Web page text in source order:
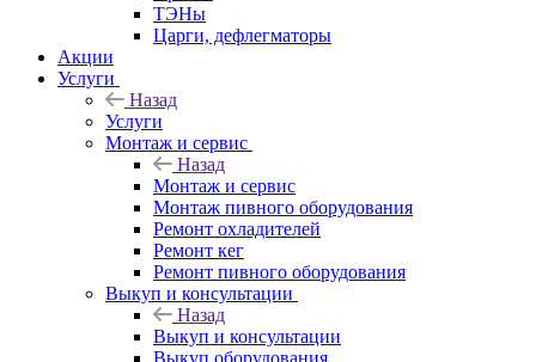
ТЭНы
Царги, дефлегматоры
Акции
Услуги
Назад
Услуги
Монтаж и сервис
Назад
Монтаж и сервис
Монтаж пивного оборудования
Ремонт охладителей
Ремонт кег
Ремонт пивного оборудования
Выкуп и консультации
Назад
Выкуп и консультации
Выкуп оборудования